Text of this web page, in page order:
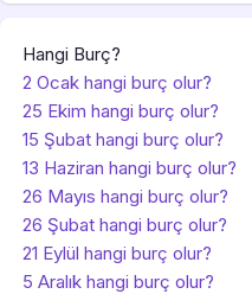
Hangi Burç?
2 Ocak hangi burç olur?
25 Ekim hangi burç olur?
15 Şubat hangi burç olur?
13 Haziran hangi burç olur?
26 Mayıs hangi burç olur?
26 Şubat hangi burç olur?
21 Eylül hangi burç olur?
5 Aralık hangi burç olur?